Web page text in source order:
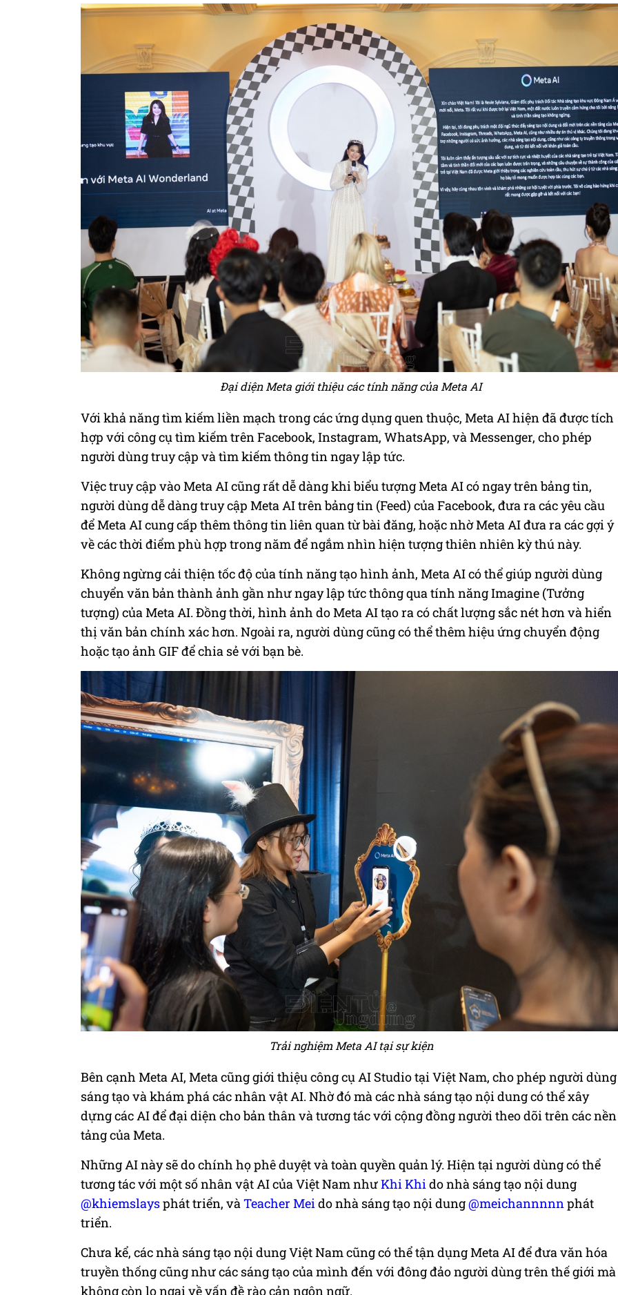
Đại diện Meta giới thiệu các tính năng của Meta AI
Với khả năng tìm kiếm liền mạch trong các ứng dụng quen thuộc, Meta AI hiện đã được tích
hợp với công cụ tìm kiếm trên Facebook, Instagram, WhatsApp, và Messenger, cho phép
người dùng truy cập và tìm kiếm thông tin ngay lập tức.
Việc truy cập vào Meta AI cũng rất dễ dàng khi biểu tượng Meta AI có ngay trên bảng tin,
người dùng dễ dàng truy cập Meta AI trên bảng tin (Feed) của Facebook, đưa ra các yêu cầu
để Meta AI cung cấp thêm thông tin liên quan từ bài đăng, hoặc nhờ Meta AI đưa ra các gợi ý
về các thời điểm phù hợp trong năm để ngắm nhìn hiện tượng thiên nhiên kỳ thú này.
Không ngừng cải thiện tốc độ của tính năng tạo hình ảnh, Meta AI có thể giúp người dùng
chuyển văn bản thành ảnh gần như ngay lập tức thông qua tính năng Imagine (Tưởng
tượng) của Meta AI. Đồng thời, hình ảnh do Meta AI tạo ra có chất lượng sắc nét hơn và hiển
thị văn bản chính xác hơn. Ngoài ra, người dùng cũng có thể thêm hiệu ứng chuyển động
hoặc tạo ảnh GIF để chia sẻ với bạn bè.
Trải nghiệm Meta AI tại sự kiện
Bên cạnh Meta AI, Meta cũng giới thiệu công cụ AI Studio tại Việt Nam, cho phép người dùng
sáng tạo và khám phá các nhân vật AI. Nhờ đó mà các nhà sáng tạo nội dung có thể xây
dựng các AI để đại diện cho bản thân và tương tác với cộng đồng người theo dõi trên các nền
tảng của Meta.
Những AI này sẽ do chính họ phê duyệt và toàn quyền quản lý. Hiện tại người dùng có thể
tương tác với một số nhân vật AI của Việt Nam nhưKhi Khido nhà sáng tạo nội dung
@khiemslaysphát triển, vàTeacher Meido nhà sáng tạo nội dung@meichannnnnphát
triển.
Chưa kể, các nhà sáng tạo nội dung Việt Nam cũng có thể tận dụng Meta AI để đưa văn hóa
truyền thống cũng như các sáng tạo của mình đến với đông đảo người dùng trên thế giới mà
không còn lo ngại về vấn đề rào cản ngôn ngữ.